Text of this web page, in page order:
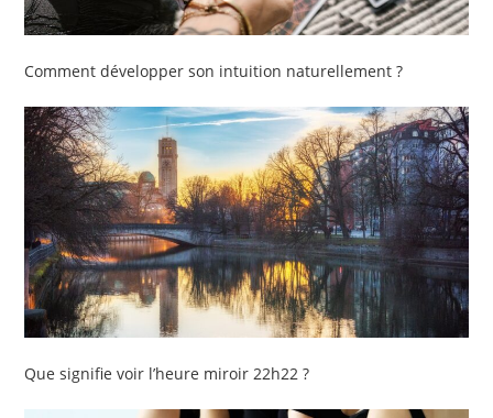
Comment développer son intuition naturellement ?
Que signifie voir l’heure miroir 22h22 ?